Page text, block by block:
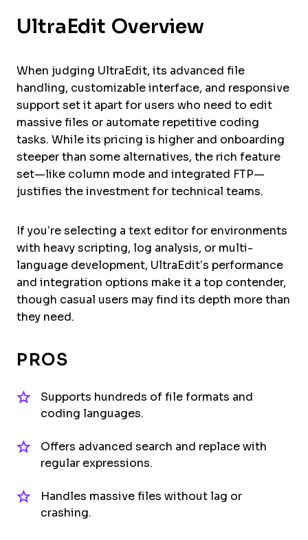
UltraEdit Overview
When judging UltraEdit, its advanced file
handling, customizable interface, and responsive
support set it apart for users who need to edit
massive files or automate repetitive coding
tasks. While its pricing is higher and onboarding
steeper than some alternatives, the rich feature
set—like column mode and integrated FTP—
justifies the investment for technical teams.
If you’re selecting a text editor for environments
with heavy scripting, log analysis, or multi-
language development, UltraEdit’s performance
and integration options make it a top contender,
though casual users may find its depth more than
they need.
PROS
Supports hundreds of file formats and
coding languages.
Offers advanced search and replace with
regular expressions.
Handles massive files without lag or
crashing.